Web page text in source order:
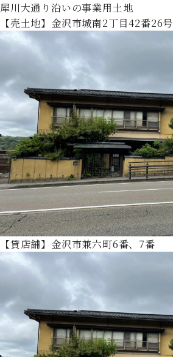
犀川大通り沿いの事業用土地
【売土地】金沢市城南2丁目42番26号
【貸店舗】金沢市兼六町6番、7番